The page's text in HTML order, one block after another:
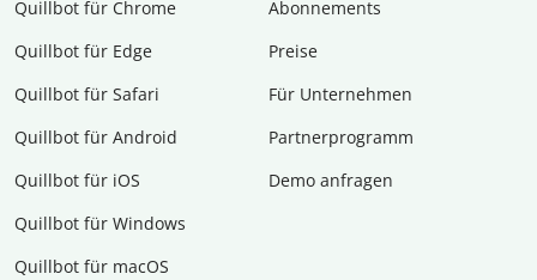
Quillbot für Chrome
Quillbot für Edge
Quillbot für Safari
Quillbot für Android
Quillbot für iOS
Quillbot für Windows
Quillbot für macOS
Abon­ne­ments
Preise
Für Unternehmen
Partnerprogramm
Demo anfragen